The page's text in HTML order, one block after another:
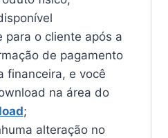
para o cliente após a
de pagamento
financeira, e você
na área do
;
alteração no